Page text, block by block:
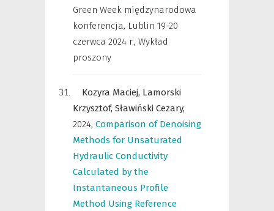
Green Week międzynarodowa
konferencja, Lublin 19-20
czerwca 2024 r., Wykład
proszony
Kozyra Maciej, Lamorski
Krzysztof, Sławiński Cezary,
2024, Comparison of Denoising
Methods for Unsaturated
Hydraulic Conductivity
Calculated by the
Instantaneous Profile
Method Using Reference